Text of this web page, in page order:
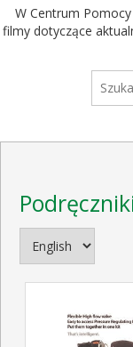
W Centrum
filmy dotyczące